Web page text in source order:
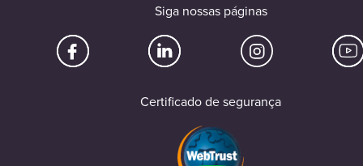
Siga nossas páginas
Certificado de segurança